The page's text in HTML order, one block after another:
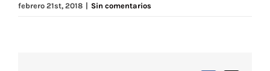
febrero 21st, 2018 | Sin comentarios